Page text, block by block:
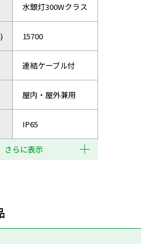
水銀灯300Wクラス
15700
連結ケーブル付
屋内・屋外兼用
IP65
さらに表示